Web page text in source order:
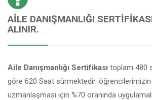
AILE DANIŞMANLIĞI
ALINIR.
Aile Danışmanlığı Sertifikası toplam 480
göre 620 Saat sürmektedir.
uzmanlaşması için %70 oranında